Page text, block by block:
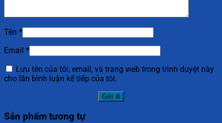
Tên *
Email *
Lưu tên của tôi, email, và trang web trong trình duyệt này
cho lần bình luận kế tiếp của tôi.
Sản phẩm tương tự